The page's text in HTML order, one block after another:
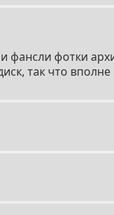
фансли фотки
так что